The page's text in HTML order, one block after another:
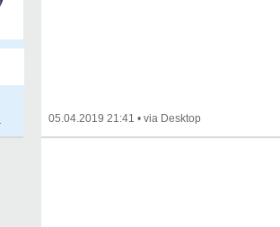
05.04.2019 21:41 •